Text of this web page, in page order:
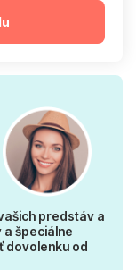
predstáv a
a špeciálne
dovolenku od